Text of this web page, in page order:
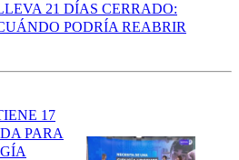
21 DÍAS CERRADO:
PODRÍA REABRIR
17
PARA